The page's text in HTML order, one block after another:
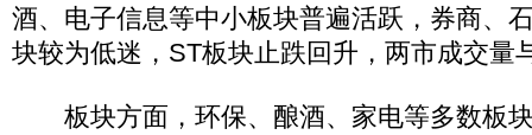
酒、电子信息等中小板块普遍活跃，券商、
块较为低迷，ST板块止跌回升，两市成交量
板块方面，环保、酿酒、家电等多数板